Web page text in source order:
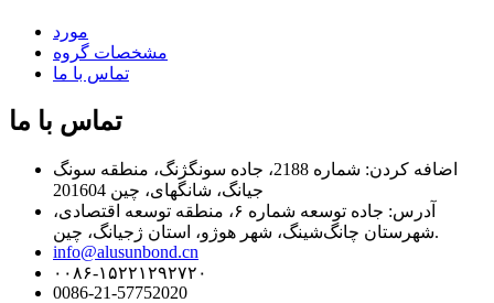
مورد
مشخصات گروه
تماس با ما
تماس با ما
اضافه کردن: شماره 2188، جاده سونگژنگ، منطقه سونگ
جیانگ، شانگهای، چین 201604
آدرس: جاده توسعه شماره ۶، منطقه توسعه اقتصادی،
شهرستان چانگ‌شینگ، شهر هوژو، استان ژجیانگ، چین.
info@alusunbond.cn
۰۰۸۶-۱۵۲۲۱۲۹۲۷۲۰
0086-21-57752020